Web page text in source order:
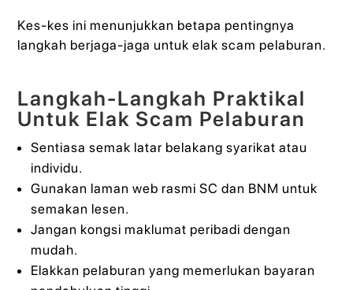
Kes-kes ini menunjukkan betapa pentingnya
langkah berjaga-jaga untuk elak scam pelaburan.
Langkah-Langkah Praktikal
Untuk Elak Scam Pelaburan
Sentiasa semak latar belakang syarikat atau
individu.
Gunakan laman web rasmi SC dan BNM untuk
semakan lesen.
Jangan kongsi maklumat peribadi dengan
mudah.
Elakkan pelaburan yang memerlukan bayaran